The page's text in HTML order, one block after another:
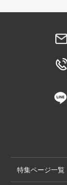
特集ページ一覧